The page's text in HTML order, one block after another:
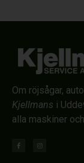
Om röjsågar,
Kjellmans i
alla maskiner